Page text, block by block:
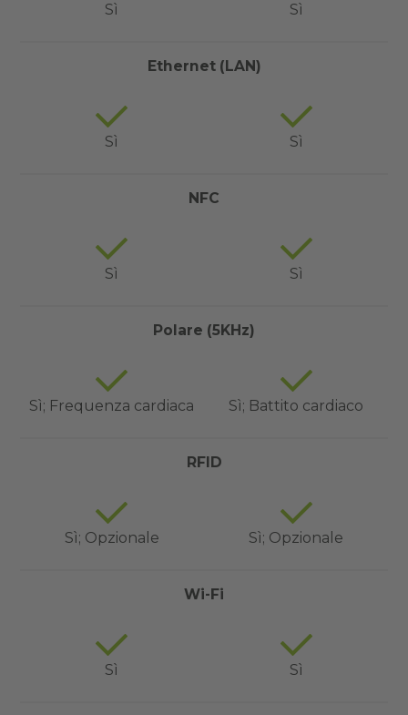
Sì Sì
Ethernet (LAN)
Sì Sì
NFC
Sì Sì
Polare (5KHz)
Sì; Frequenza cardiaca Sì; Battito cardiaco
RFID
Sì; Opzionale Sì; Opzionale
Wi-Fi
Sì Sì